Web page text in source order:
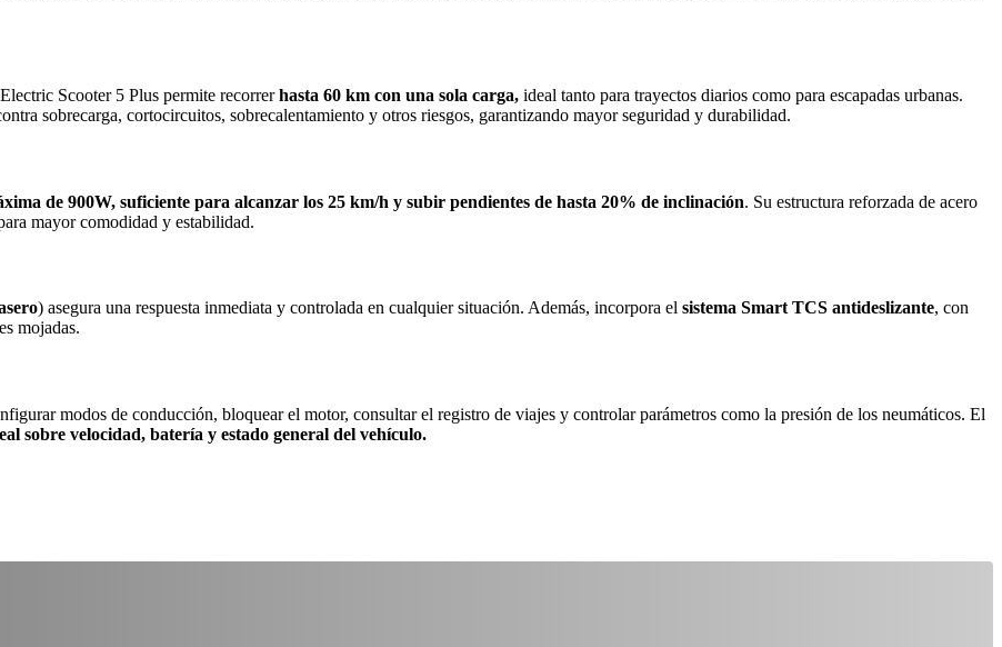
Scooter 5 Plus permite recorrerhasta 60 km con una sola carga, ideal tanto para trayectos diarios como para escapadas urbanas.
sobrecarga, cortocircuitos, sobrecalentamiento y otros riesgos, garantizando mayor seguridad y durabilidad.
de 900W, suficiente para alcanzar los 25 km/h y subir pendientes de hasta 20% de inclinación. Su estructura reforzada de acero
mayor comodidad y estabilidad.
) asegura una respuesta inmediata y controlada en cualquier situación. Además, incorpora el sistema Smart TCS antideslizante, con
mojadas.
modos de conducción, bloquear el motor, consultar el registro de viajes y controlar parámetros como la presión de los neumáticos. El
sobre velocidad, batería y estado general del vehículo.